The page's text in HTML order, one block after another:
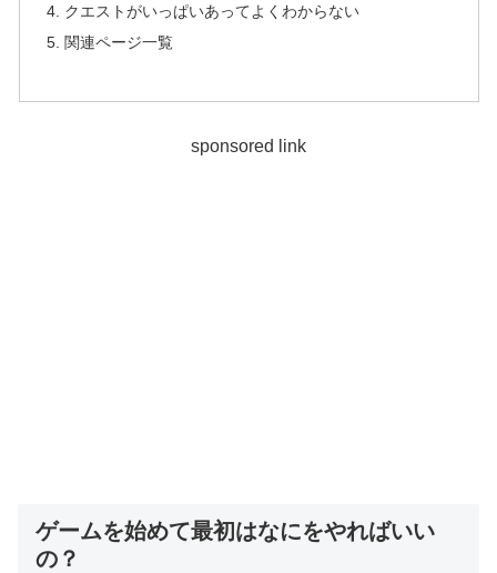
クエストがいっぱいあってよくわからない
関連ページ一覧
sponsored link
ゲームを始めて最初はなにをやればいい
の？